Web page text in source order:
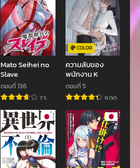
ตอนที่ 120
ธันวาคม 4, 2023
ตอนที่ 118
พฤศจิกายน 19, 2023
พฤศจิกายน 14, 2023
ตอนที่ 114
ตุลาคม 13, 2023
ตอนที่ 112
ตุลาคม 1, 2023
Mato Seihei no
Slave
ตอนที่ 136
7.5
COLOR
ความลับของ
พนักงาน K
ตอนที่ 5
9.00